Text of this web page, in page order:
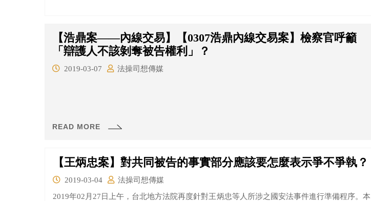
【浩鼎案——內線交易】【0307浩鼎內線交易案】檢察官呼籲
「辯護人不該剝奪被告權利」？
2019-03-07 法操司想傳媒
READ MORE
【王炳忠案】對共同被告的事實部分應該要怎麼表示爭不爭執？
2019-03-04
法操司想傳媒
2019年02月27日上午，台北地方法院再度針對王炳忠等人所涉之國安法事件進行準備程序。本